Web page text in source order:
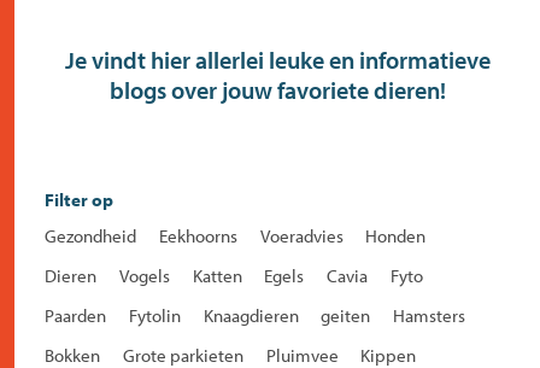
Je vindt hier allerlei leuke en informatieve
blogs over jouw favoriete dieren!
Filter op
Gezondheid
Eekhoorns Voeradvies
Honden
Dieren
Vogels Katten Egels Cavia
Fyto
Paarden
Fytolin Knaagdieren geiten
Hamsters
Bokken
Grote parkieten Pluimvee
Kippen